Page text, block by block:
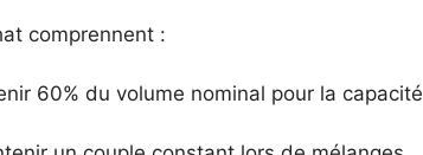
comprennent :
60% du volume nominal pour la capacité